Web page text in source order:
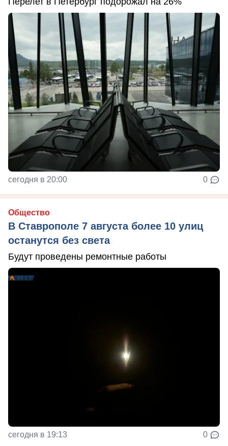
сегодня в 20:00 0
Общество
В Ставрополе 7 августа более 10 улиц
останутся без света
Будут проведены ремонтные работы
сегодня в 19:13 0